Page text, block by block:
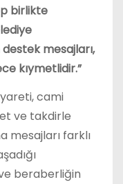
birlikte
destek mesajları,
kıymetlidir.”
cami
ve takdirle
mesajları farklı
beraberliğin